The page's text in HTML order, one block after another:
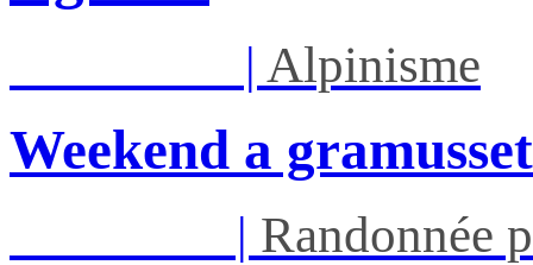
| Alpinisme
Weekend a gramusset
| Randonnée